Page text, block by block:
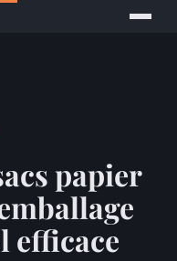
papier
efficace